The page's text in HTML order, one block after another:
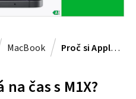
MacBook Proč si Apple dává na čas s M1X?
čas s M1X?